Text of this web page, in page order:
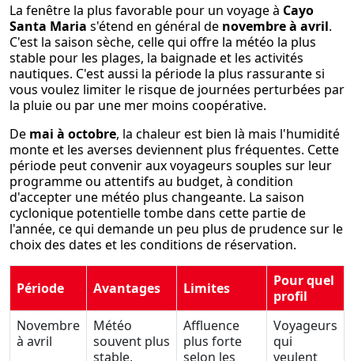
La fenêtre la plus favorable pour un voyage à Cayo
Santa Maria s'étend en général de novembre à avril.
C'est la saison sèche, celle qui offre la météo la plus
stable pour les plages, la baignade et les activités
nautiques. C'est aussi la période la plus rassurante si
vous voulez limiter le risque de journées perturbées par
la pluie ou par une mer moins coopérative.
De mai à octobre, la chaleur est bien là mais l'humidité
monte et les averses deviennent plus fréquentes. Cette
période peut convenir aux voyageurs souples sur leur
programme ou attentifs au budget, à condition
d'accepter une météo plus changeante. La saison
cyclonique potentielle tombe dans cette partie de
l'année, ce qui demande un peu plus de prudence sur le
choix des dates et les conditions de réservation.
Période Avantages Limites
Pour quel
profil
Novembre
à avril
Météo
souvent plus
stable,
Affluence
plus forte
selon les
Voyageurs
qui
veulent